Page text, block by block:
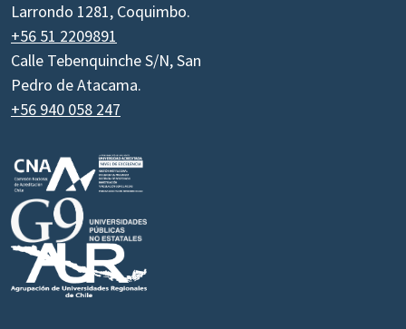
Larrondo 1281, Coquimbo.
+56 51 2209891
Calle Tebenquinche S/N, San
Pedro de Atacama.
+56 940 058 247